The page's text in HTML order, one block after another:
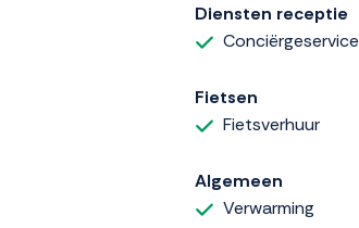
Diensten receptie
Conciërgeservice
Fietsen
Fietsverhuur
Algemeen
Verwarming